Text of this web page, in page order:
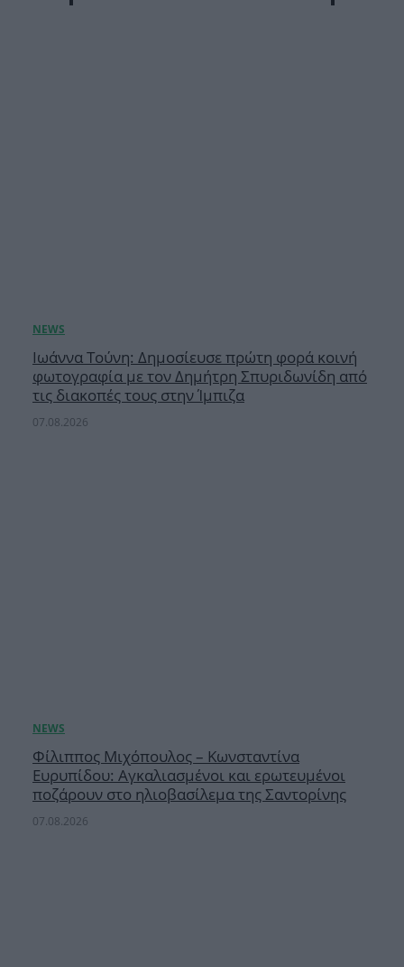
Ιωάννα Τούνη: Δημοσίευσε πρώτη φορά κοινή
φωτογραφία με τον Δημήτρη Σπυριδωνίδη από
τις διακοπές τους στην Ίμπιζα
07.08.2026
Φίλιππος Μιχόπουλος – Κωνσταντίνα
Ευρυπίδου: Αγκαλιασμένοι και ερωτευμένοι
ποζάρουν στο ηλιοβασίλεμα της Σαντορίνης
07.08.2026